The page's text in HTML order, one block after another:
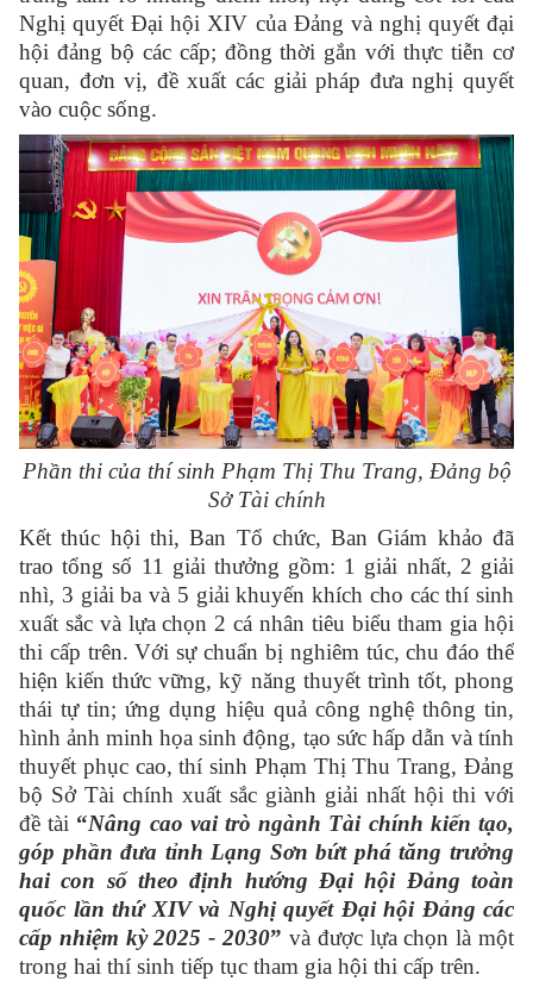
Nghị quyết Đại hội XIV của Đảng và nghị quyết đại
hội đảng bộ các cấp; đồng thời gắn với thực tiễn cơ
quan, đơn vị, đề xuất các giải pháp đưa nghị quyết
vào cuộc sống.
Phần thi của thí sinh Phạm Thị Thu Trang, Đảng bộ
Sở Tài chính
Kết thúc hội thi, Ban Tổ chức, Ban Giám khảo đã
trao tổng số 11 giải thưởng gồm: 1 giải nhất, 2 giải
nhì, 3 giải ba và 5 giải khuyến khích cho các thí sinh
xuất sắc và lựa chọn 2 cá nhân tiêu biểu tham gia hội
thi cấp trên. Với sự chuẩn bị nghiêm túc, chu đáo thể
hiện kiến thức vững, kỹ năng thuyết trình tốt, phong
thái tự tin; ứng dụng hiệu quả công nghệ thông tin,
hình ảnh minh họa sinh động, tạo sức hấp dẫn và tính
thuyết phục cao, thí sinh Phạm Thị Thu Trang, Đảng
bộ Sở Tài chính xuất sắc giành giải nhất hội thi với
đề tài “Nâng cao vai trò ngành Tài chính kiến tạo,
góp phần đưa tỉnh Lạng Sơn bứt phá tăng trưởng
hai con số theo định hướng Đại hội Đảng toàn
quốc lần thứ XIV và Nghị quyết Đại hội Đảng các
cấp nhiệm kỳ 2025 - 2030” và được lựa chọn là một
trong hai thí sinh tiếp tục tham gia hội thi cấp trên.